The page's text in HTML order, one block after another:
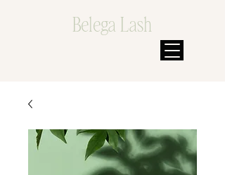
Belega Lash